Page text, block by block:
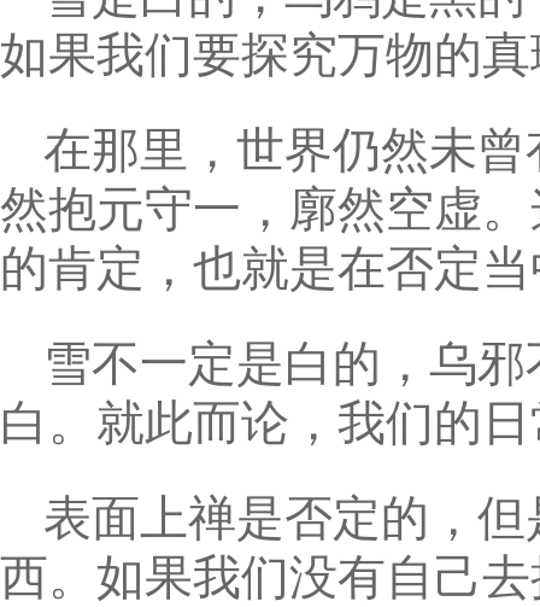
如果我们要探究万物的
在那里，世界仍然未
然抱元守一，廓然空虚
的肯定，也就是在否定
雪不一定是白的，乌
白。就此而论，我们的
表面上禅是否定的，
西。如果我们没有自己